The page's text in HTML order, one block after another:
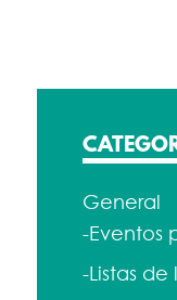
General
-Eventos
-Listas de